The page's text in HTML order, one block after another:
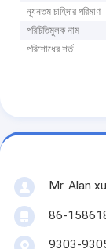
ন্যূনতম চাহিদার পরিমাণ
পরিচিতিমুলক নাম
পরিশোধের শর্ত
Mr. Alan
86-
9303-9305